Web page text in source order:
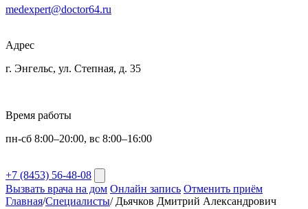
medexpert@doctor64.ru
Адрес
г. Энгельс, ул. Степная, д. 35
Время работы
пн-сб 8:00–20:00, вс 8:00–16:00
+7 (8453) 56-48-08
Вызвать врача на дом Онлайн запись Отменить приём
Главная/Специалисты/ Дьячков Дмитрий Александрович